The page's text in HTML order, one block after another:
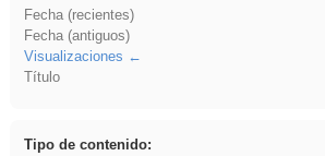
Fecha (recientes)
Fecha (antiguos)
Visualizaciones
Título
Tipo de contenido: